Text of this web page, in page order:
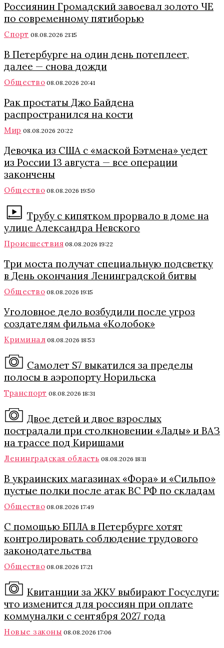
Россиянин Громадский завоевал золото ЧЕ
по современному пятиборью
Спорт 08.08.2026 21:15
В Петербурге на один день потеплеет,
далее — снова дожди
Общество 08.08.2026 20:41
Рак простаты Джо Байдена
распространился на кости
Мир 08.08.2026 20:22
Девочка из США с «маской Бэтмена» уедет
из России 13 августа — все операции
закончены
Общество 08.08.2026 19:50
Трубу с кипятком прорвало в доме на
улице Александра Невского
Происшествия 08.08.2026 19:22
Три моста получат специальную подсветку
в День окончания Ленинградской битвы
Общество 08.08.2026 19:15
Уголовное дело возбудили после угроз
создателям фильма «Колобок»
Криминал 08.08.2026 18:53
Самолет S7 выкатился за пределы
полосы в аэропорту Норильска
Транспорт 08.08.2026 18:31
Двое детей и двое взрослых
пострадали при столкновении «Лады» и ВАЗ
на трассе под Киришами
Ленинградская область 08.08.2026 18:11
В украинских магазинах «Фора» и «Сильпо»
пустые полки после атак ВС РФ по складам
Общество 08.08.2026 17:49
С помощью БПЛА в Петербурге хотят
контролировать соблюдение трудового
законодательства
Общество 08.08.2026 17:21
Квитанции за ЖКУ выбирают Госуслуги:
что изменится для россиян при оплате
коммуналки с сентября 2027 года
Новые законы 08.08.2026 17:06